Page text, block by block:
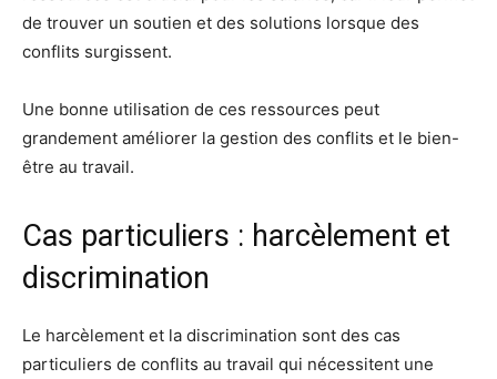
de trouver un soutien et des solutions lorsque des
conflits surgissent.
Une bonne utilisation de ces ressources peut
grandement améliorer la gestion des conflits et le bien-
être au travail.
Cas particuliers : harcèlement et
discrimination
Le harcèlement et la discrimination sont des cas
particuliers de conflits au travail qui nécessitent une